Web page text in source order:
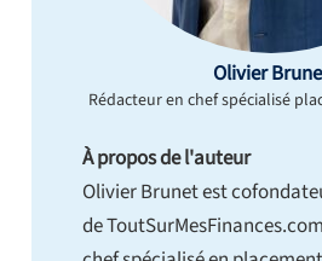
Olivier
Rédacteur en chef spécialisé
À propos de l'auteur
Olivier Brunet est
de